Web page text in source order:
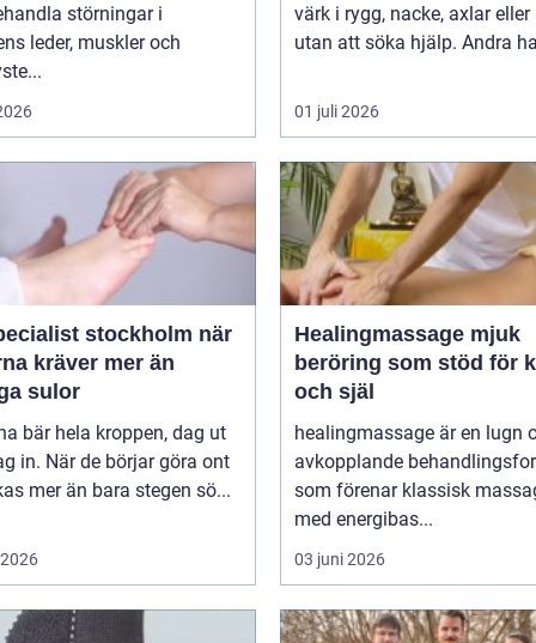
störningar i
leder, muskler och
värk i rygg, nacke, axlar
utan att söka hjälp. Andra
01 juli 2026
stockholm när
kräver mer än
sulor
bär hela kroppen, dag ut
in. När de börjar göra ont
påverkas mer än bara stegen sö...
Healingmassage mjuk
beröring som stöd för
och själ
healingmassage är en lugn
avkopplande
som förenar klassisk
med energibas...
03 juni 2026